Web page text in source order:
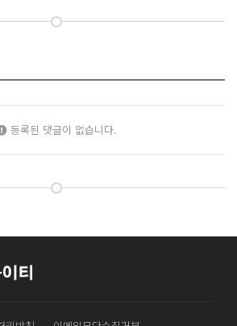
등록된 댓글이 없습니다.